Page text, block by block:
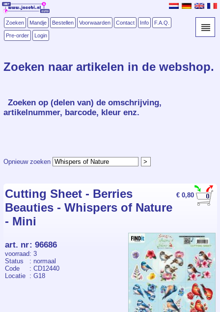
Zoeken Mandje Bestellen Voorwaarden Contact Info F.A.Q.
Pre-order Login
Zoeken naar artikelen in de webshop.
Zoeken op (delen van) de omschrijving,
artikelnummer, barcode, kleur enz.
Opnieuw zoeken
€ 0,80
Cutting Sheet - Berries
Beauties - Whispers of Nature
- Mini
art. nr: 96686
voorraad: 3
Status
: normaal
Code
: CD12440
Locatie : G18